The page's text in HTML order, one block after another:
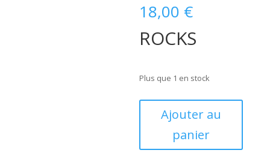
18,00 €
ROCKS
Plus que 1 en stock
Brown:
Ajouter au
panier